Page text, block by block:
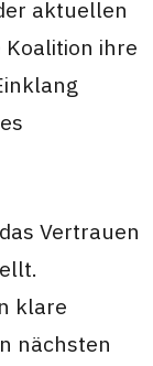
aktuellen
Koalition ihre
Vertrauen
klare
nächsten